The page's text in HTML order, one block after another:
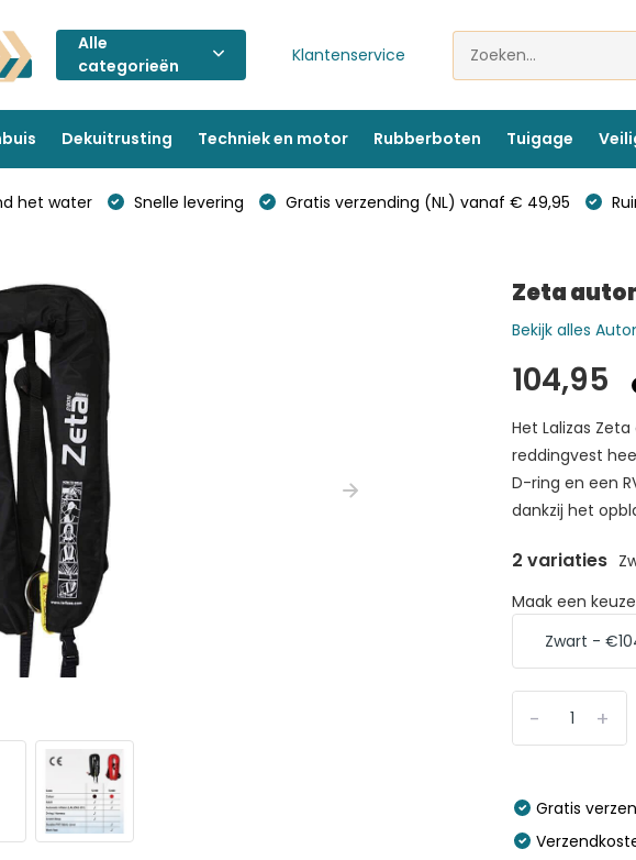
Alle
categorieën
Klantenservice
Dekuitrusting Techniek en motor Rubberboten Tuigage
het water Snelle levering Gratis verzending (NL) vanaf € 49,95
Zeta
Bekijk alles
104,95
Het Lalizas
reddingvest
D-ring en een
dankzij het
2 variaties
Maak een
+
-
Gratis